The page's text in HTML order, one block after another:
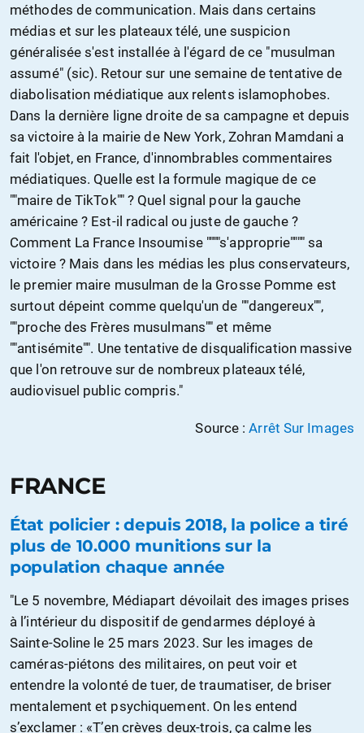
méthodes de communication. Mais dans certains
médias et sur les plateaux télé, une suspicion
généralisée s'est installée à l'égard de ce "musulman
assumé" (sic). Retour sur une semaine de tentative de
diabolisation médiatique aux relents islamophobes.
Dans la dernière ligne droite de sa campagne et depuis
sa victoire à la mairie de New York, Zohran Mamdani a
fait l'objet, en France, d'innombrables commentaires
médiatiques. Quelle est la formule magique de ce
""maire de TikTok"" ? Quel signal pour la gauche
américaine ? Est-il radical ou juste de gauche ?
Comment La France Insoumise """"s'approprie"""" sa
victoire ? Mais dans les médias les plus conservateurs,
le premier maire musulman de la Grosse Pomme est
surtout dépeint comme quelqu'un de ""dangereux"",
""proche des Frères musulmans"" et même
""antisémite"". Une tentative de disqualification massive
que l'on retrouve sur de nombreux plateaux télé,
audiovisuel public compris."
Source :Arrêt Sur Images
FRANCE
État policier : depuis 2018, la police a tiré
plus de 10.000 munitions sur la
population chaque année
"Le 5 novembre, Médiapart dévoilait des images prises
à l’intérieur du dispositif de gendarmes déployé à
Sainte-Soline le 25 mars 2023. Sur les images de
caméras-piétons des militaires, on peut voir et
entendre la volonté de tuer, de traumatiser, de briser
mentalement et psychiquement. On les entend
s’exclamer : «T’en crèves deux-trois, ça calme les